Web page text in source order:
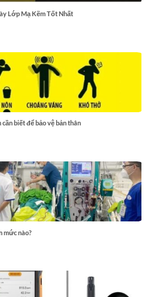
Lớp Mạ Kẽm Tốt Nhất
biết để bảo vệ bản thân
mức nào?